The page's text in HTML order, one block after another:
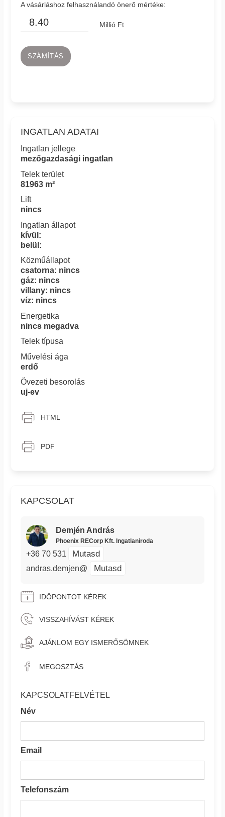
A vásárláshoz felhasználandó önerő mértéke:
Millió Ft
SZÁMÍTÁS
KAPCSOLAT
Demjén András
Phoenix RECorp Kft. Ingatlaniroda
+36 70 531 Mutasd
andras.demjen@ Mutasd
IDŐPONTOT KÉREK
VISSZAHÍVÁST KÉREK
AJÁNLOM EGY ISMERŐSÖMNEK
MEGOSZTÁS
KAPCSOLATFELVÉTEL
Név
Email
Telefonszám
INGATLAN ADATAI
Ingatlan jellege
mezőgazdasági ingatlan
Telek terület
81963 m²
Lift
nincs
Ingatlan állapot
kívül:
belül:
Közműállapot
csatorna: nincs
gáz: nincs
villany: nincs
víz: nincs
Energetika
nincs megadva
Telek típusa
Művelési ága
erdő
Övezeti besorolás
uj-ev
HTML
PDF